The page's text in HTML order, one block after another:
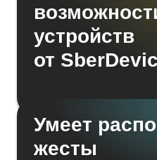
устройств
от
Умеет
жесты